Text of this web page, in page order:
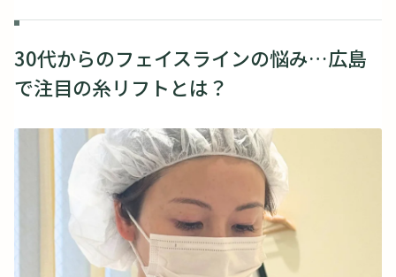
30代からのフェイスラインの悩み…広島
で注目の糸リフトとは？